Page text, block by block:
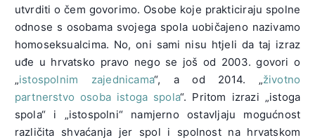
utvrditi o čem govorimo. Osobe koje prakticiraju spolne
odnose s osobama svojega spola uobičajeno nazivamo
homoseksualcima. No, oni sami nisu htjeli da taj izraz
uđe u hrvatsko pravo nego se još od 2003. govori o
„istospolnim zajednicama“, a od 2014. „životno
partnerstvo osoba istoga spola“. Pritom izrazi „istoga
spola“ i „istospolni“ namjerno ostavljaju mogućnost
različita shvaćanja jer spol i spolnost na hrvatskom